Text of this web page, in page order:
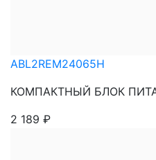
ABL2REM24065H
КОМПАКТНЫЙ БЛОК
2 189 ₽